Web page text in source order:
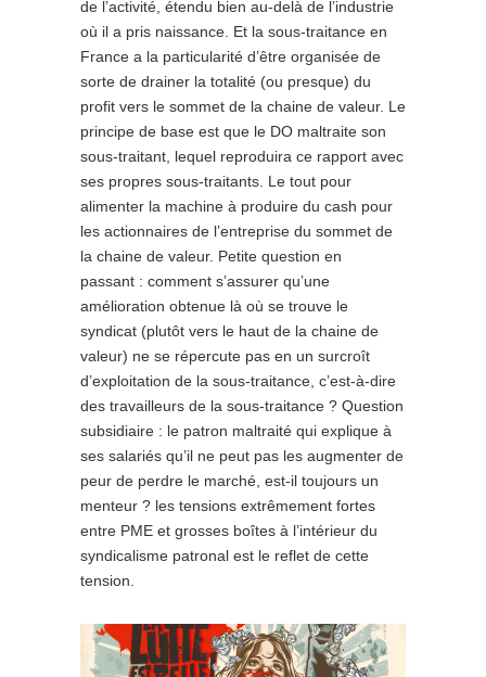
de l’activité, étendu bien au-delà de l’industrie
où il a pris naissance. Et la sous-traitance en
France a la particularité d’être organisée de
sorte de drainer la totalité (ou presque) du
profit vers le sommet de la chaine de valeur. Le
principe de base est que le DO maltraite son
sous-traitant, lequel reproduira ce rapport avec
ses propres sous-traitants. Le tout pour
alimenter la machine à produire du cash pour
les actionnaires de l’entreprise du sommet de
la chaine de valeur. Petite question en
passant : comment s’assurer qu’une
amélioration obtenue là où se trouve le
syndicat (plutôt vers le haut de la chaine de
valeur) ne se répercute pas en un surcroît
d’exploitation de la sous-traitance, c’est-à-dire
des travailleurs de la sous-traitance ? Question
subsidiaire : le patron maltraité qui explique à
ses salariés qu’il ne peut pas les augmenter de
peur de perdre le marché, est-il toujours un
menteur ? les tensions extrêmement fortes
entre PME et grosses boîtes à l’intérieur du
syndicalisme patronal est le reflet de cette
tension.